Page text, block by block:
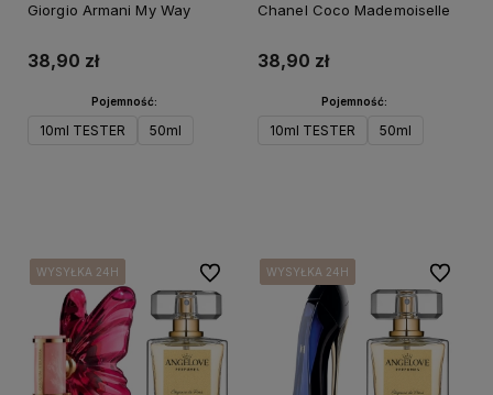
Giorgio Armani My Way
38,90 zł
Pojemność:
10ml TESTER 50ml
Chanel Coco Mademoiselle
38,90 zł
Pojemność:
10ml TESTER 50ml
WYSYŁKA 24H
WYSYŁKA 24H
WYSYŁKA 24H
WYSYŁKA 24H Do ulubionychWYSYŁKA 24H
WYSYŁKA 24H
WYSYŁKA 24H
WYSYŁKA 24H Do